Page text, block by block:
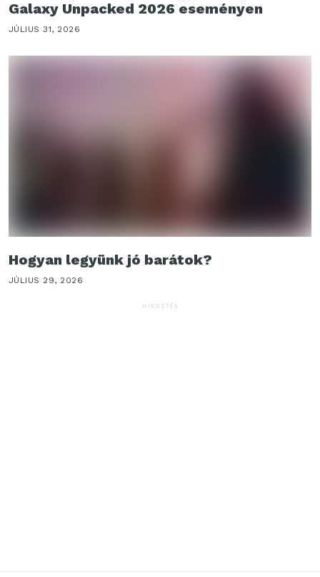
Galaxy Unpacked 2026 eseményen
JÚLIUS 31, 2026
Hogyan legyünk jó barátok?
JÚLIUS 29, 2026
HIRDETÉS